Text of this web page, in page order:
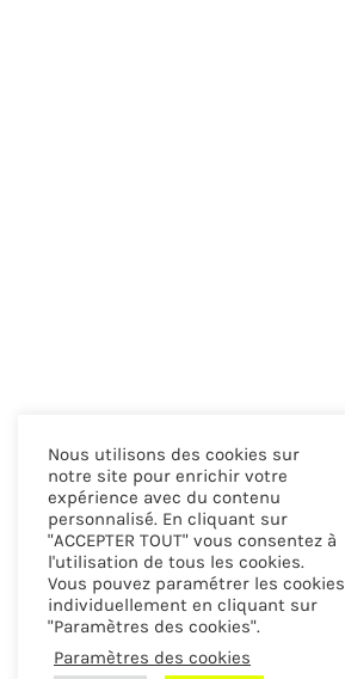
Nous utilisons des cookies sur
notre site pour enrichir votre
expérience avec du contenu
personnalisé. En cliquant sur
"ACCEPTER TOUT" vous consentez à
l'utilisation de tous les cookies.
Vous pouvez paramétrer les cookies
individuellement en cliquant sur
"Paramètres des cookies".
Paramètres des cookies